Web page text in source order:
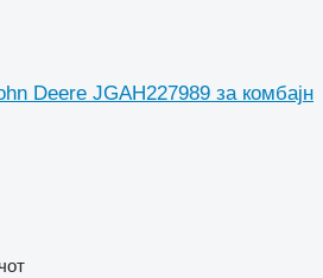
Deere JGAH227989 за комбајн